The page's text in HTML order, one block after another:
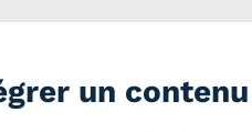
un contenu